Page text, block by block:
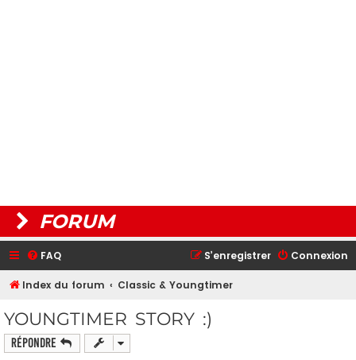
FORUM
FAQ Connexion
S’enregistrer
Index du forum Classic & Youngtimer
YOUNGTIMER STORY :)
Répondre